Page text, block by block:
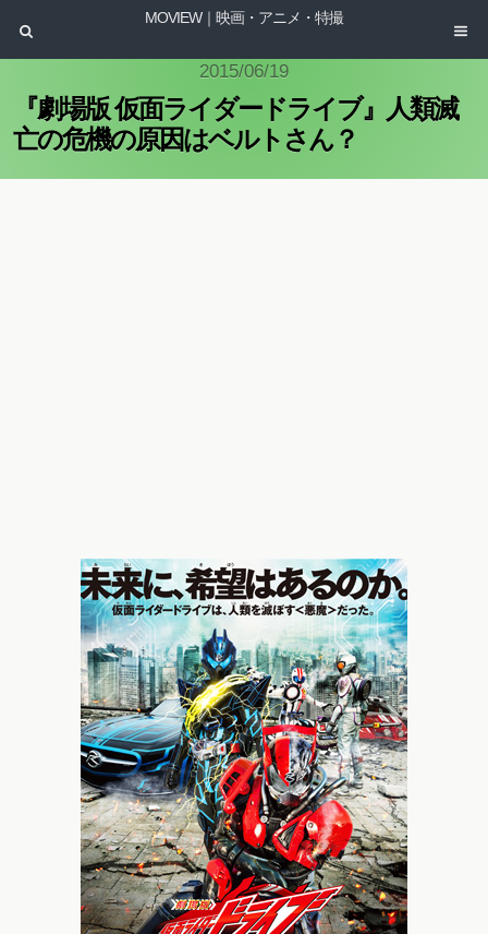
MOVIEW｜映画・アニメ・特撮
2015/06/19
『劇場版 仮面ライダードライブ』人類滅
亡の危機の原因はベルトさん？